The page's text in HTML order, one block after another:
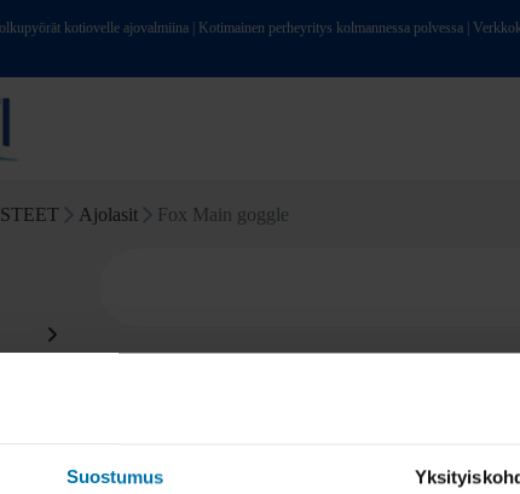
Suostumus
kotiovelle ajovalmiina | Kotimainen perheyritys kolmannessa polvessa |
Ajolasit Fox Main goggle